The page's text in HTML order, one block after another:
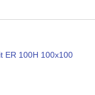
ER 100H 100x100